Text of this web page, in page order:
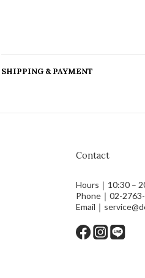
SHIPPING & PAYMENT
Contact
Hours｜10:30 –
Phone｜02-
Email｜